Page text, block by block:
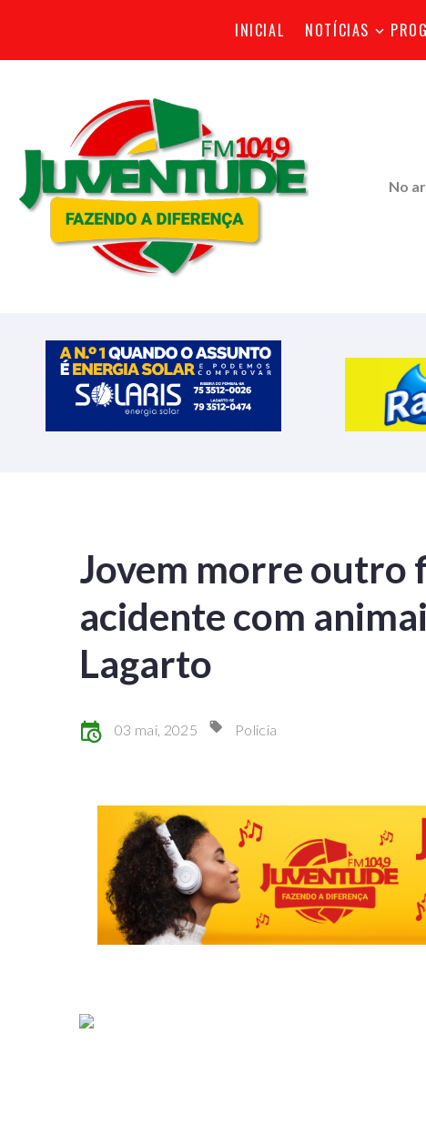
INICIAL NOTÍCIAS
No
Jovem morre outro
acidente com
Lagarto
03 mai, 2025 Policia